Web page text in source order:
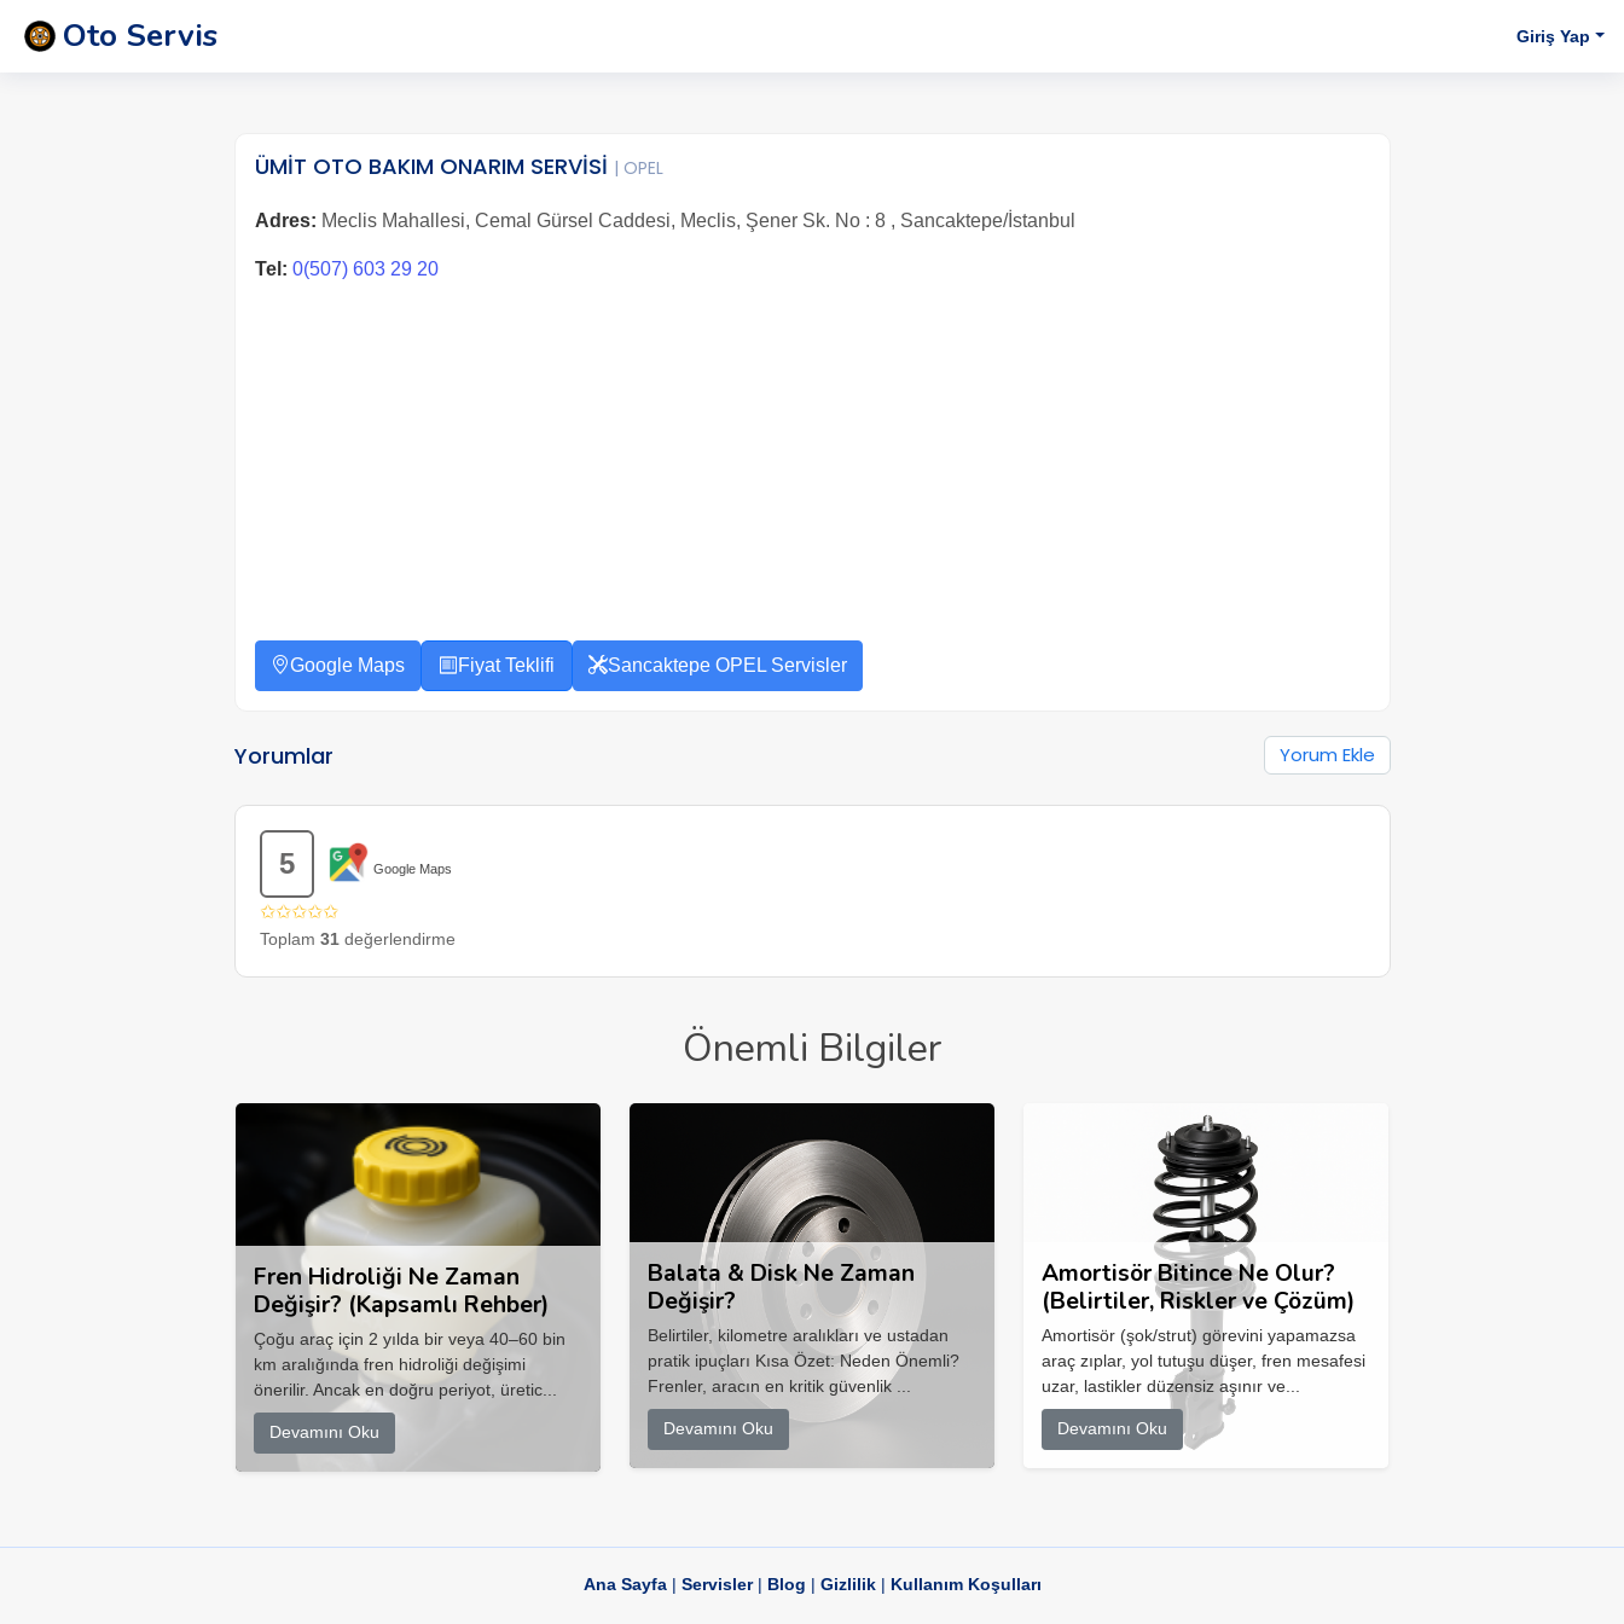
Oto Servis Giriş Yap
ÜMİT OTO BAKIM ONARIM SERVİSİ | OPEL
Adres: Meclis Mahallesi, Cemal Gürsel Caddesi, Meclis, Şener Sk. No : 8 , Sancaktepe/İstanbul
Tel: 0(507) 603 29 20
Google Maps Fiyat Teklifi Sancaktepe OPEL Servisler
Yorumlar Yorum Ekle
5 Google Maps
✩✩✩✩✩
Toplam 31değerlendirme
Önemli Bilgiler
Fren Hidroliği Ne Zaman
Değişir? (Kapsamlı Rehber)
Çoğu araç için 2 yılda bir veya 40–60 bin
km aralığında fren hidroliği değişimi
önerilir. Ancak en doğru periyot, üretic...
Devamını Oku
Balata & Disk Ne Zaman
Değişir?
Belirtiler, kilometre aralıkları ve ustadan
pratik ipuçları Kısa Özet: Neden Önemli?
Frenler, aracın en kritik güvenlik ...
Devamını Oku
Amortisör Bitince Ne Olur?
(Belirtiler, Riskler ve Çözüm)
Amortisör (şok/strut) görevini yapamazsa
araç zıplar, yol tutuşu düşer, fren mesafesi
uzar, lastikler düzensiz aşınır ve...
Devamını Oku
Ana Sayfa| Servisler| Blog | Gizlilik| Kullanım Koşulları